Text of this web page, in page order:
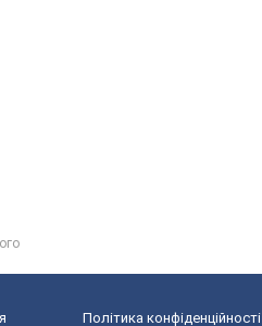
Політика конфіденційності